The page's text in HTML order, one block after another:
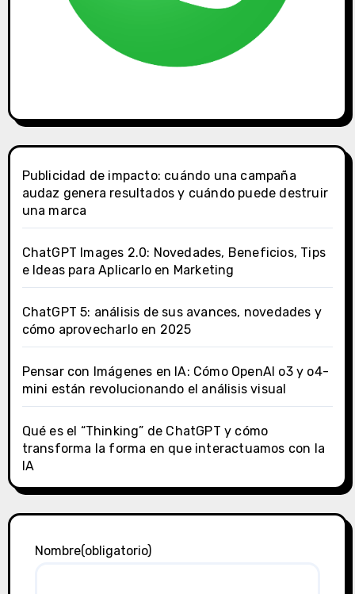
Publicidad de impacto: cuándo una campaña
audaz genera resultados y cuándo puede destruir
una marca
ChatGPT Images 2.0: Novedades, Beneficios, Tips
e Ideas para Aplicarlo en Marketing
ChatGPT 5: análisis de sus avances, novedades y
cómo aprovecharlo en 2025
Pensar con Imágenes en IA: Cómo OpenAI o3 y o4-
mini están revolucionando el análisis visual
Qué es el “Thinking” de ChatGPT y cómo
transforma la forma en que interactuamos con la
IA
Nombre(obligatorio)